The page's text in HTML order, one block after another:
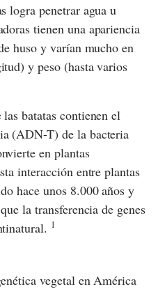
logra penetrar agua u
tienen una apariencia
huso y varían mucho en
y peso (hasta varios
batatas contienen el
(ADN-T) de la bacteria
en plantas
interacción entre plantas
hace unos 8.000 años y
la transferencia de genes
1
vegetal en América